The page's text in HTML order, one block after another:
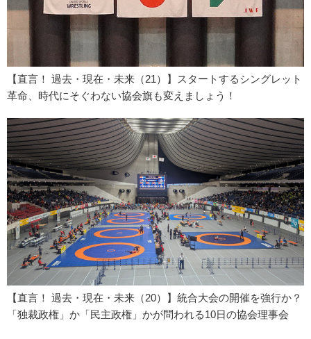
【直言！ 過去・現在・未来（21）】スタートするシングレット
革命、時代にそぐわない協会旗も変えましょう！
【直言！ 過去・現在・未来（20）】統合大会の開催を強行か？
「独裁政権」か「民主政権」かが問われる10日の協会理事会